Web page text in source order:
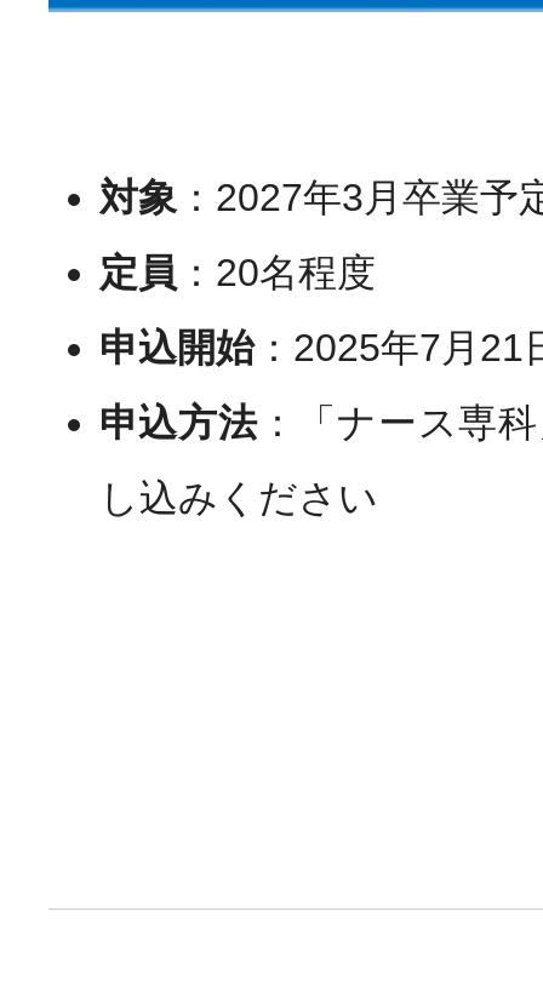
対象：2027年3月卒業予
定員 ：20名程度
申込開始：2025年7月21
申込方法：「ナース専
し込みください